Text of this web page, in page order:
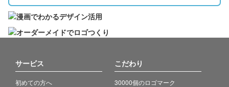
サービス
初めての方へ
こだわり
30000個のロゴマーク